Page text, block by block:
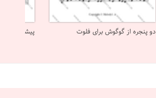
دو پنجره از گوگوش برای فلوت پیشکش از